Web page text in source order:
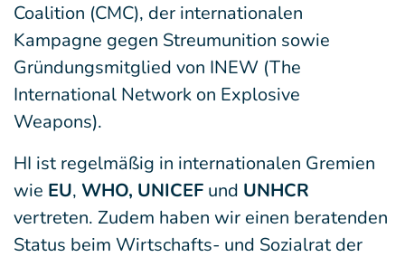
Coalition (CMC), der internationalen
Kampagne gegen Streumunition sowie
Gründungsmitglied von INEW (The
International Network on Explosive
Weapons).
HI ist regelmäßig in internationalen Gremien
wie EU, WHO, UNICEF und UNHCR
vertreten. Zudem haben wir einen beratenden
Status beim Wirtschafts- und Sozialrat der